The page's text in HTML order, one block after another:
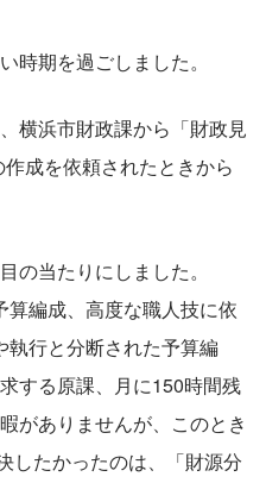
時期を過ごしました。
横浜市財政課から「財政見
成を依頼されたときから
の当たりにしました。
編成、高度な職人技に依
行と分断された予算編
する原課、月に150時間残
がありませんが、このとき
したかったのは、「財源分